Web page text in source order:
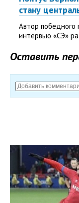
стану
Автор победного
интервью «СЭ»
«ЦСКА
совершил
в Безеле, вы
и сборной
считать
Виктор
порядке
Оставить